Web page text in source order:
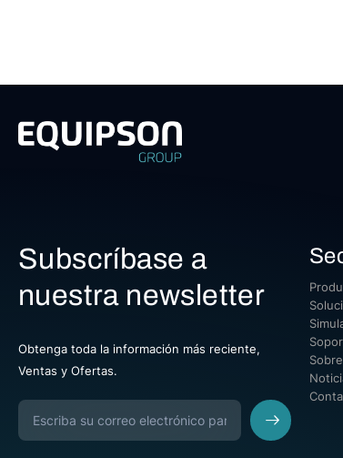
Subscríbase a
nuestra newsletter
Obtenga toda la información más reciente,
Ventas y Ofertas.